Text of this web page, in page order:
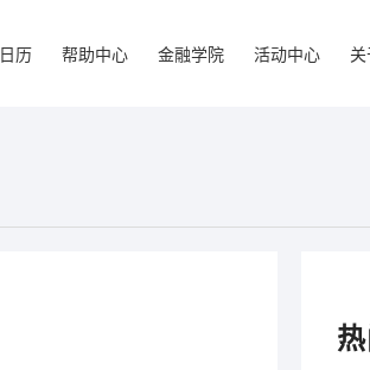
历 帮助中心 金融学院 活动中心